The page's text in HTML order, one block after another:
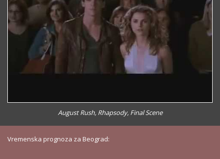
August Rush, Rhapsody, Final Scene
Vremenska prognoza za Beograd: